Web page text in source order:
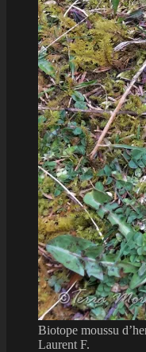
Biotope moussu
Laurent F.